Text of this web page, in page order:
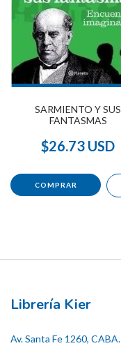
SARMIENTO Y SUS
FANTASMAS
$26.73 USD
Librería Kier
Av. Santa Fe 1260, CABA.